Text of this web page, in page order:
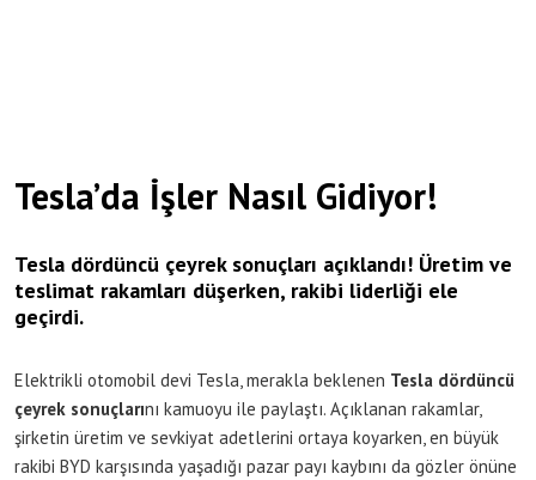
Tesla’da İşler Nasıl Gidiyor!
Tesla dördüncü çeyrek sonuçları açıklandı! Üretim ve
teslimat rakamları düşerken, rakibi liderliği ele
geçirdi.
Elektrikli otomobil devi Tesla, merakla beklenen Tesla dördüncü
çeyrek sonuçlarını kamuoyu ile paylaştı. Açıklanan rakamlar,
şirketin üretim ve sevkiyat adetlerini ortaya koyarken, en büyük
rakibi BYD karşısında yaşadığı pazar payı kaybını da gözler önüne